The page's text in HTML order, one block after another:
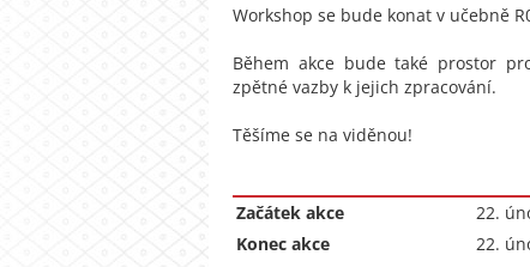
Workshop se bude konat v učebně
Během akce bude také prostor
zpětné vazby k jejich zpracování.
Těšíme se na viděnou!
Začátek akce
22.
Konec akce
22.